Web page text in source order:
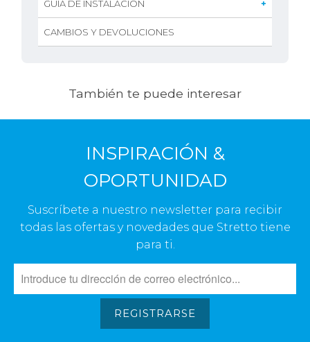
GUÍA DE INSTALACIÓN
CAMBIOS Y DEVOLUCIONES
También te puede interesar
INSPIRACIÓN &
OPORTUNIDAD
Suscríbete a nuestro newsletter para recibir
todas las ofertas y novedades que Stretto tiene
para ti.
REGISTRARSE